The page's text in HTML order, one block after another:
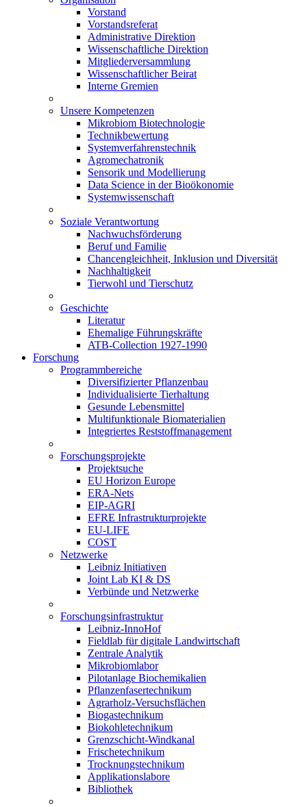
Vorstand
Vorstandsreferat
Administrative Direktion
Wissenschaftliche Direktion
Mitgliederversammlung
Wissenschaftlicher Beirat
Interne Gremien
Unsere Kompetenzen
Mikrobiom Biotechnologie
Technikbewertung
Systemverfahrenstechnik
Agromechatronik
Sensorik und Modellierung
Data Science in der Bioökonomie
Systemwissenschaft
Soziale Verantwortung
Nachwuchsförderung
Beruf und Familie
Chancengleichheit, Inklusion und Diversität
Nachhaltigkeit
Tierwohl und Tierschutz
Geschichte
Literatur
Ehemalige Führungskräfte
ATB-Collection 1927-1990
Forschung
Programmbereiche
Diversifizierter Pflanzenbau
Individualisierte Tierhaltung
Gesunde Lebensmittel
Multifunktionale Biomaterialien
Integriertes Reststoffmanagement
Forschungsprojekte
Projektsuche
EU Horizon Europe
ERA-Nets
EIP-AGRI
EFRE Infrastrukturprojekte
EU-LIFE
COST
Netzwerke
Leibniz Initiativen
Joint Lab KI & DS
Verbünde und Netzwerke
Forschungsinfrastruktur
Leibniz-InnoHof
Fieldlab für digitale Landwirtschaft
Zentrale Analytik
Mikrobiomlabor
Pilotanlage Biochemikalien
Pflanzenfasertechnikum
Agrarholz-Versuchsflächen
Biogastechnikum
Biokohletechnikum
Grenzschicht-Windkanal
Frischetechnikum
Trocknungstechnikum
Applikationslabore
Bibliothek